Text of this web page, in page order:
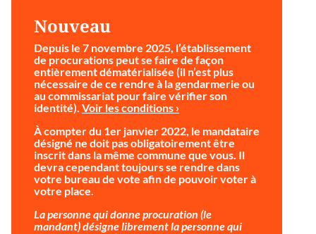
Nouveau
Depuis le 7 novembre 2025, l’établissement
de procurations peut se faire de façon
entièrement dématérialisée (il n’est plus
nécessaire de ce rendre à la gendarmerie ou
au commissariat pour faire vérifier son
identité). Voir les conditions ›
À compter du 1er janvier 2022, le mandataire
désigné ne doit pas obligatoirement être
inscrit dans la même commune que vous. Il
devra cependant toujours se rendre dans
votre bureau de vote afin de pouvoir voter à
votre place.
La personne qui donne procuration (le
mandant) désigne librement la personne qui